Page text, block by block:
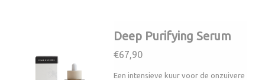
Deep Purifying Serum
€67,90
Een intensieve kuur voor de onzuivere